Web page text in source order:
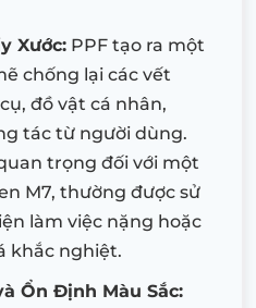
Xước: PPF tạo ra một
chống lại các vết
đồ vật cá nhân,
tác từ người dùng.
trọng đối với một
M7, thường được sử
làm việc nặng hoặc
khắc nghiệt.
Ổn Định Màu Sắc: